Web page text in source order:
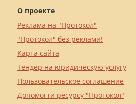
О проекте
Реклама на "Протокол"
"Протокол" без реклами!
Карта сайта
Тендер на юридическую услугу
Пользовательское соглашение
Допомогти ресурсу "Протокол"